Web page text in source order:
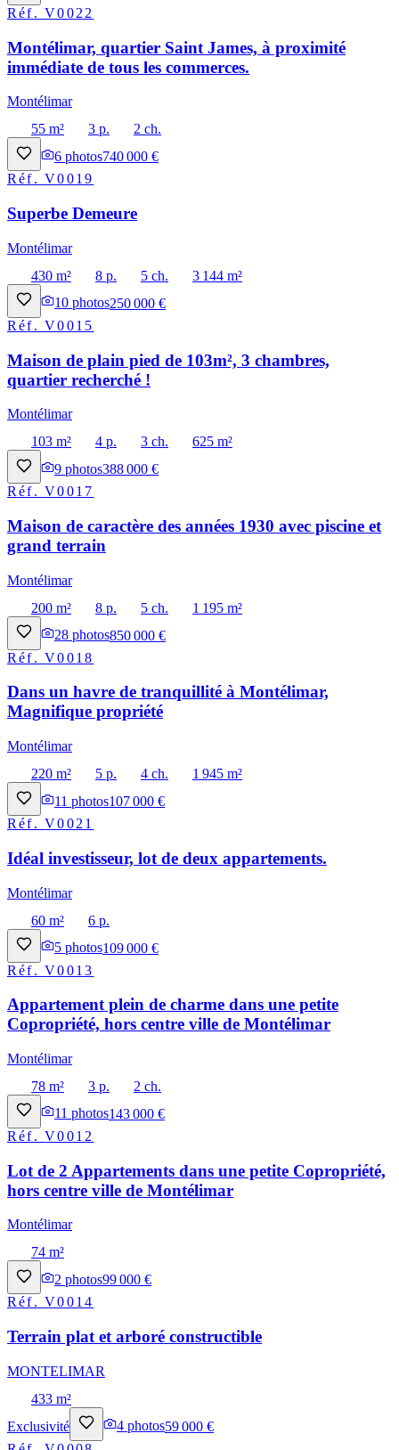
Réf.V0022
Montélimar, quartier Saint James, à proximité
immédiate de tous les commerces.
Montélimar
55 m²
3 p.
2 ch.
6 photos740 000 €
Réf.V0019
Superbe Demeure
Montélimar
430 m²
8 p. 5 ch.
3 144 m²
10 photos250 000 €
Réf.V0015
Maison de plain pied de 103m², 3 chambres,
quartier recherché !
Montélimar
103 m²
4 p. 3 ch.
625 m²
9 photos388 000 €
Réf.V0017
Maison de caractère des années 1930 avec piscine et
grand terrain
Montélimar
200 m²
8 p. 5 ch.
1 195 m²
28 photos850 000 €
Réf.V0018
Dans un havre de tranquillité à Montélimar,
Magnifique propriété
Montélimar
220 m²
5 p. 4 ch.
1 945 m²
11 photos107 000 €
Réf.V0021
Idéal investisseur, lot de deux appartements.
Montélimar
60 m²
6 p.
5 photos109 000 €
Réf.V0013
Appartement plein de charme dans une petite
Copropriété, hors centre ville de Montélimar
Montélimar
78 m²
3 p.
2 ch.
11 photos143 000 €
Réf.V0012
Lot de 2 Appartements dans une petite Copropriété,
hors centre ville de Montélimar
Montélimar
74 m²
2 photos99 000 €
Réf.V0014
Terrain plat et arboré constructible
MONTELIMAR
433 m²
Exclusivité
4 photos59 000 €